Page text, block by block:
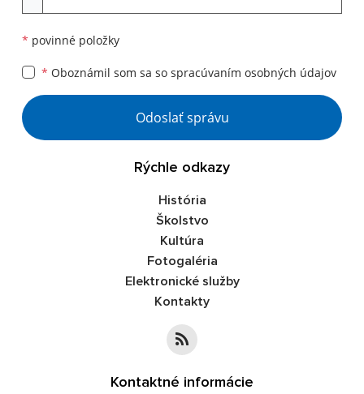
* povinné položky
* Oboznámil som sa so spracúvaním osobných údajov
Google reCaptcha Response
Odoslať správu
Rýchle odkazy
História
Školstvo
Kultúra
Fotogaléria
Elektronické služby
Kontakty
Kontaktné informácie